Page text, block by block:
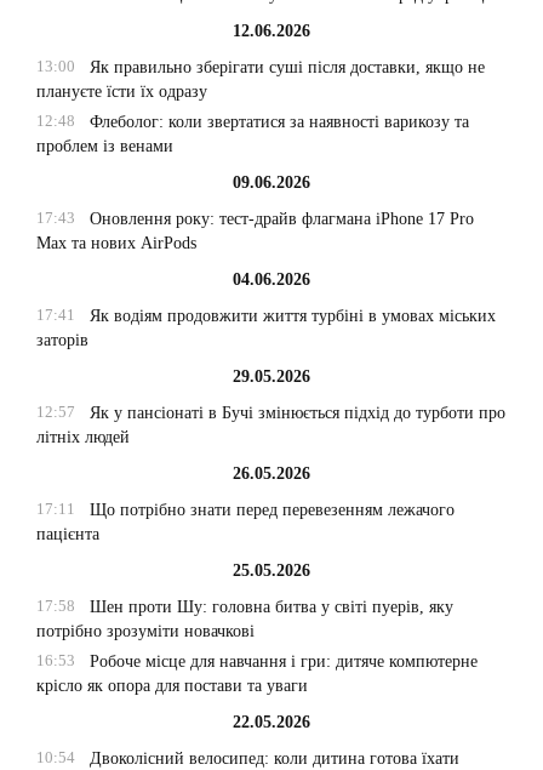
12.06.2026
13:00
Як правильно зберігати суші після доставки, якщо не
плануєте їсти їх одразу
12:48
Флеболог: коли звертатися за наявності варикозу та
проблем із венами
09.06.2026
17:43
Оновлення року: тест-драйв флагмана iPhone 17 Pro
Max та нових AirPods
04.06.2026
17:41
Як водіям продовжити життя турбіні в умовах міських
заторів
29.05.2026
12:57
Як у пансіонаті в Бучі змінюється підхід до турботи про
літніх людей
26.05.2026
17:11
Що потрібно знати перед перевезенням лежачого
пацієнта
25.05.2026
17:58
Шен проти Шу: головна битва у світі пуерів, яку
потрібно зрозуміти новачкові
16:53
Робоче місце для навчання і гри: дитяче компютерне
крісло як опора для постави та уваги
22.05.2026
10:54
Двоколісний велосипед: коли дитина готова їхати